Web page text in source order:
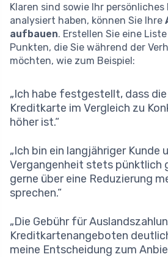
Klaren sind sowie Ihr
analysiert haben, können Sie Ihre
aufbauen. Erstellen Sie eine
Punkten, die Sie während der
möchten, wie zum Beispiel:
„Ich habe festgestellt, dass
Kreditkarte im Vergleich zu
höher ist.“
„Ich bin ein langjähriger Kunde
Vergangenheit stets pünktlich
gerne über eine Reduzierung
sprechen.“
„Die Gebühr für
Kreditkartenangeboten
meine Entscheidung zum